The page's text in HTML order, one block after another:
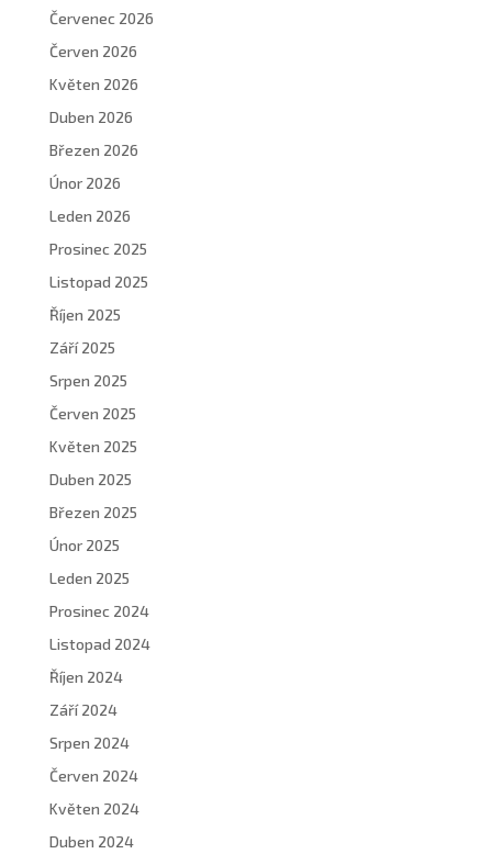
Červenec 2026
Červen 2026
Květen 2026
Duben 2026
Březen 2026
Únor 2026
Leden 2026
Prosinec 2025
Listopad 2025
Říjen 2025
Září 2025
Srpen 2025
Červen 2025
Květen 2025
Duben 2025
Březen 2025
Únor 2025
Leden 2025
Prosinec 2024
Listopad 2024
Říjen 2024
Září 2024
Srpen 2024
Červen 2024
Květen 2024
Duben 2024